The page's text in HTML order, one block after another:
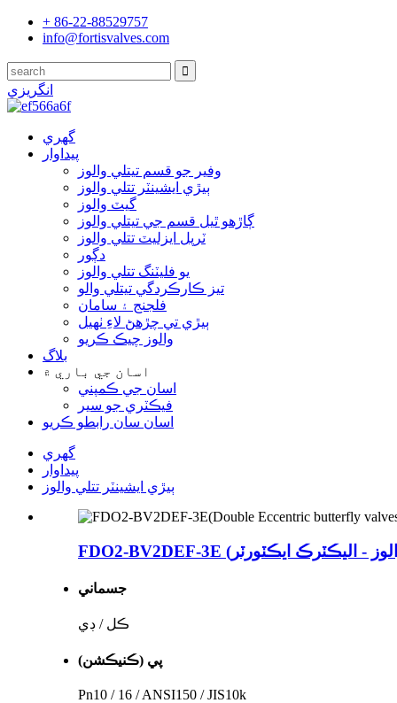
+ 86-22-88529757
info@fortisvalves.com
انگريزي
گهري
پيداوار
وفير جو قسم تیتلي والوز
ٻيڙي ايشينٽر تتلي والوز
گيٽ والوز
ڳاڙھو ٿيل قسم جي تیتلي والوز
ٽرپل ايزليٽ تتلي والوز
دڳور
يو فليٽنگ تتلي والوز
تيز ڪارڪردگي تیتلي والو
فلجنج ۽ سامان
ٻيڙي تي چڙهڻ لاءِ ٺهيل
والوز چيڪ ڪريو
بلاگ
اسان جي باري ۾
اسان جي ڪمپني
فيڪٽري جو سير
اسان سان رابطو ڪريو
گهري
پيداوار
ٻيڙي ايشينٽر تتلي والوز
جسماني
ڪل / ڊي
پي (ڪنيڪشن)
Pn10 / 16 / ANSI150 / JIS10k